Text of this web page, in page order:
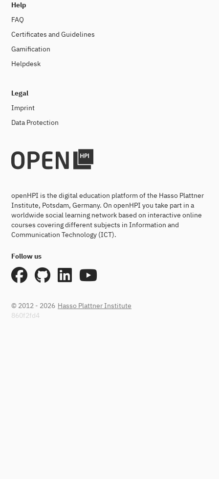
Help
FAQ
Certificates and Guidelines
Gamification
Helpdesk
Legal
Imprint
Data Protection
openHPI is the digital education platform of the Hasso Plattner
Institute, Potsdam, Germany. On openHPI you take part in a
worldwide social learning network based on interactive online
courses covering different subjects in Information and
Communication Technology (ICT).
Follow us
© 2012 - 2026 Hasso Plattner Institute
860f2fd4